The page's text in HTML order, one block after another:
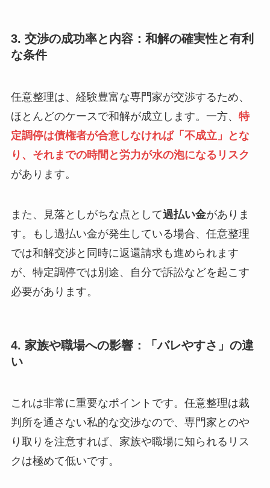
3. 交渉の成功率と内容：和解の確実性と有利
な条件
任意整理は、経験豊富な専門家が交渉するため、
ほとんどのケースで和解が成立します。一方、 特
定調停は債権者が合意しなければ「不成立」とな
り、それまでの時間と労力が水の泡になるリスク
があります。
また、見落としがちな点として過払い金がありま
す。もし過払い金が発生している場合、任意整理
では和解交渉と同時に返還請求も進められます
が、特定調停では別途、自分で訴訟などを起こす
必要があります。
4. 家族や職場への影響：「バレやすさ」の違
い
これは非常に重要なポイントです。任意整理は裁
判所を通さない私的な交渉なので、専門家とのや
り取りを注意すれば、家族や職場に知られるリス
クは極めて低いです。